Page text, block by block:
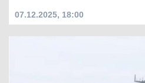
07.12.2025, 18:00